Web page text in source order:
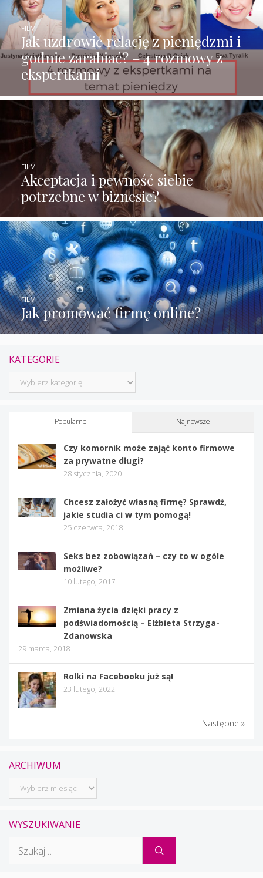
Jak uzdrowić relację z pieniędzmi i
godnie zarabiać? – 4 rozmowy z
ekspertkami
FILM
Akceptacja i pewność siebie
potrzebne w biznesie?
FILM
Jak promować firmę online?
FILM
KATEGORIE
Kategorie
Popularne Najnowsze
Czy komornik może zająć konto firmowe
za prywatne długi?
28 stycznia, 2020
Chcesz założyć własną firmę? Sprawdź,
jakie studia ci w tym pomogą!
25 czerwca, 2018
Seks bez zobowiązań – czy to w ogóle
możliwe?
10 lutego, 2017
Zmiana życia dzięki pracy z
podświadomością – Elżbieta Strzyga-
Zdanowska
29 marca, 2018
Rolki na Facebooku już są!
23 lutego, 2022
Następne »
ARCHIWUM
Archiwum
WYSZUKIWANIE